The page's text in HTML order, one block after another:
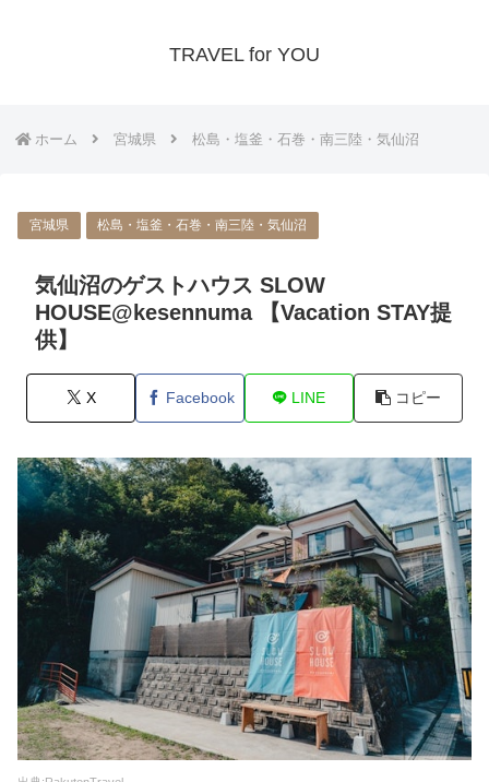
TRAVEL for YOU
ホーム 宮城県 松島・塩釜・石巻・南三陸・気仙沼
宮城県 松島・塩釜・石巻・南三陸・気仙沼
気仙沼のゲストハウス SLOW
HOUSE@kesennuma 【Vacation STAY提
供】
X Facebook LINE コピー